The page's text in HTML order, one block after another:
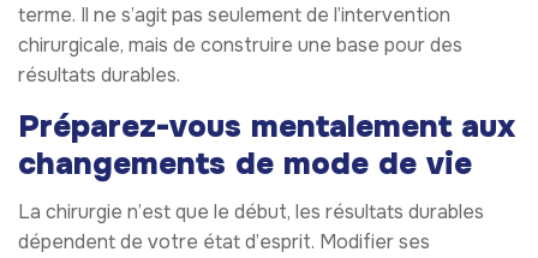
terme. Il ne s’agit pas seulement de l’intervention
chirurgicale, mais de construire une base pour des
résultats durables.
Préparez-vous mentalement aux
changements de mode de vie
La chirurgie n’est que le début, les résultats durables
dépendent de votre état d’esprit. Modifier ses